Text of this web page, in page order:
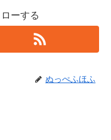
ーする
ぬっぺふほふ